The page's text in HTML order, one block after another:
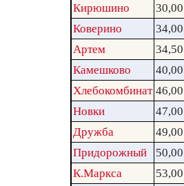
Кирюшино
30,00
Коверино
34,00
Артем
34,50
Камешково
40,00
Хлебокомбинат 46,00
Новки
47,00
Дружба
49,00
Придорожный
50,00
К.Маркса
53,00